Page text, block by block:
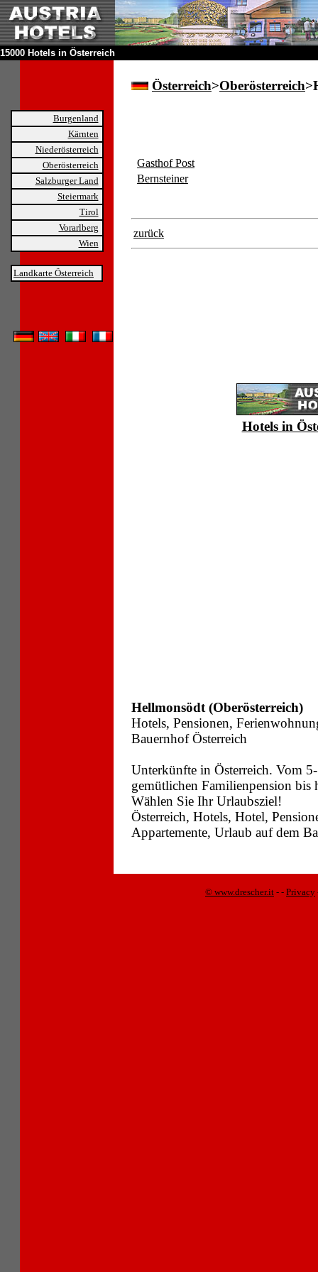
15000 Hotels in Österreich
Burgenland
Kärnten
Niederösterreich
Oberösterreich
Salzburger Land
Steiermark
Tirol
Vorarlberg
Wien
Landkarte Österreich
Österreich>Oberösterreich
Gasthof Post
Bernsteiner
zurück
Hotels in
Hellmonsödt (Oberösterreich)
Hotels, Pensionen,
Bauernhof Österreich
Unterkünfte in Österreich. Vom
gemütlichen Familienpension
Wählen Sie Ihr Urlaubsziel!
Österreich, Hotels, Hotel,
Appartemente, Urlaub auf dem
© www.drescher.it - - Privacy